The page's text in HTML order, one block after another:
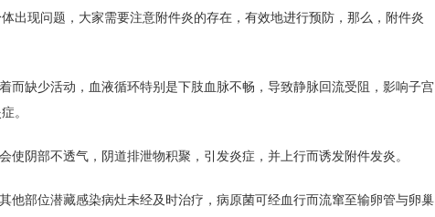
出现问题，大家需要注意附件炎的存在，有效地进行预防，那么，附件炎
而缺少活动，血液循环特别是下肢血脉不畅，导致静脉回流受阻，影响子宫
。
使阴部不透气，阴道排泄物积聚，引发炎症，并上行而诱发附件发炎。
他部位潜藏感染病灶未经及时治疗，病原菌可经血行而流窜至输卵管与卵巢